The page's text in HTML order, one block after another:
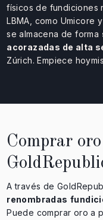
físicos de fundiciones
LBMA, como Umicore
se almacena de forma
acorazadas de alta
Zúrich. Empiece
Comprar
A través de
renombradas
Puede comprar oro a